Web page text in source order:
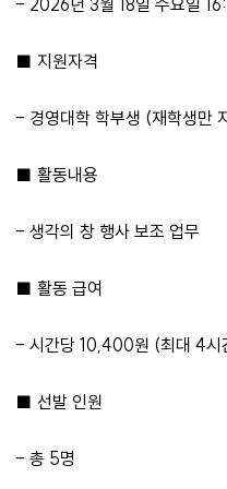
- 2026년 3월 18일 수요일
■ 지원자격
- 경영대학 학부생 (재학생만
■ 활동내용
- 생각의 창 행사 보조 업무
■ 활동 급여
- 시간당 10,400원 (최대 4시
■ 선발 인원
- 총 5명